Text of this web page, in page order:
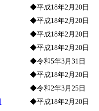
◆平成18年2月20日
◆平成18年2月20日
◆平成18年2月20日
◆平成18年2月20日
◆令和5年3月31日
◆平成18年2月20日
◆令和2年3月25日
◆平成18年2月20日